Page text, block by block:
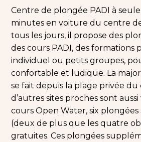
Centre de plongée PADI à
minutes en voiture du centre
tous les jours, il propose des
des cours PADI, des formations
individuel ou petits groupes,
confortable et ludique. La
se fait depuis la plage privée du
d’autres sites proches sont aussi
cours Open Water, six
(deux de plus que les quatre
gratuites. Ces plongées